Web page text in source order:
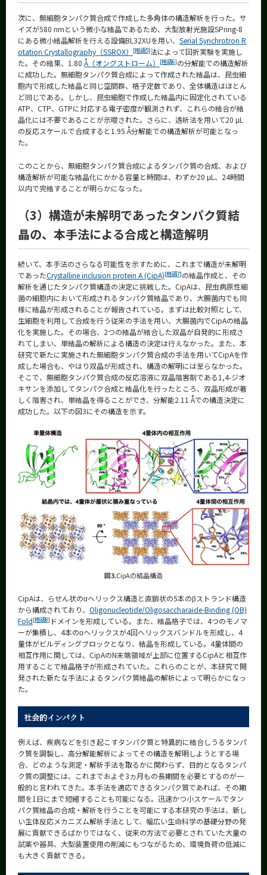
次に、無細胞タンパク質合成で作成した多角体の構造解析を行った。サ
イズが580 nmという微小な結晶であるため、大型放射光施設SPring-8
にある微小結晶解析を行える設備BL32XUを用い、 Serial Synchrotron R
otation Crystallography（SSROX）
[用語5]法によって回折実験を実施し
た。その結果、1.80 Å（オングストローム） [用語6]の分解能での構造解析
に成功した。無細胞タンパク質合成によって作成された結晶は、昆虫細
胞内で形成した結晶と同じ空間群、格子定数であり、全体構造はほとん
ど同じである。しかし、昆虫細胞で作成した結晶内に固定化されている
ATP、CTP、GTPに対応する電子密度が観測されず、これらの結合が結
晶化には不要であることが示唆された。さらに、透析法を用いて20 µL
の反応スケールで合成すると1.95 Å分解能での構造解析が可能となっ
た。
このことから、無細胞タンパク質合成によるタンパク質の合成、および
構造解析が可能な結晶化にかかる容量と時間は、わずか20 µL、24時間
以内で完結することが明らかになった。
（3）構造が未解明であったタンパク質結
晶の、本手法による合成と構造解明
続いて、本手法のさらなる可能性を示すために、これまで構造が未解明
であったCrystalline inclusion protein A (CipA)[用語7]の結晶作成と、その
解析を通じたタンパク質構造の決定に挑戦した。CipAは、昆虫病原性細
菌の細胞内において形成されるタンパク質結晶であり、大腸菌内でも同
様に結晶が形成されることが報告されている。まずは比較対照として、
生細胞を利用して合成を行う従来の手法を用い、大腸菌内でCipAの結晶
化を実施した。その場合、2つの結晶が結合した双晶が自発的に形成さ
れてしまい、単結晶の解析による構造の決定は行えなかった。また、本
研究で新たに実施された無細胞タンパク質合成の手法を用いてCipAを作
成した場合も、やはり双晶が形成され、構造の解明には至らなかった。
そこで、無細胞タンパク質合成の反応溶液に双晶阻害剤である1,4-ジオ
キサンを添加してタンパク合成と結晶化を行ったところ、双晶形成が著
しく阻害され、単結晶を得ることができ、分解能2.11 Åでの構造決定に
成功した。以下の図3にその構造を示す。
図3.CipAの結晶構造
CipAは、らせん状のαヘリックス構造と直鎖状の5本のβストランド構造
から構成されており、 Oligonucleotide/Oligosaccharaide-Binding (OB)
Fold[用語8] ドメインを形成している。また、結晶格子では、4つのモノマ
ーが集積し、4本のαヘリックスが4回ヘリックスバンドルを形成し、4
量体がビルディングブロックとなり、結晶を形成している。4量体間の
相互作用に関しては、CipAのN末端領域が上部に位置するCipAと相互作
用することで結晶格子が形成されていた。これらのことが、本研究で開
発された新たな手法によるタンパク質結晶の解析によって明らかになっ
た。
社会的インパクト
例えば、疾病などを引き起こすタンパク質と特異的に結合しうるタンパ
ク質を調製し、高分解能解析によってその構造を解明しようとする場
合、どのような測定・解析手法を取るかに関わらず、目的となるタンパ
ク質の調整には、これまでおよそ3ヵ月もの長期間を必要とするのが一
般的と言われてきた。本手法を適応できるタンパク質であれば、その期
間を1日にまで短縮することも可能になる。迅速かつ小スケールでタン
パク質結晶の合成・解析を行うことを可能にする本研究の手法は、新し
い生体反応メカニズム解析手法として、幅広い生命科学の基礎分野の発
展に貢献できるばかりではなく、従来の方法で必要とされていた大量の
試薬や器具、大型装置使用の削減にもつながるため、環境負荷の低減に
も大きく貢献できる。